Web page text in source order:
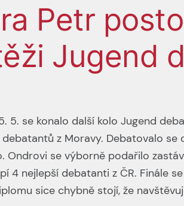
Petr
Jugend
5. se konalo další kolo Jugend
z Moravy. Debatovalo
Ondrovi se výborně podařilo
4 nejlepší debatanti z ČR. Finále
sice chybně stojí, že